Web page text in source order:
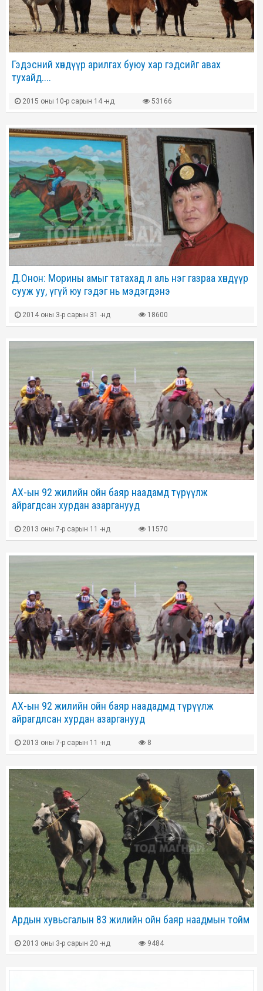
Гэдэсний хөндүүр арилгах буюу хар гэдсийг авах
тухайд....
2015 оны 10-р сарын 14 -нд 53166
Д.Онон: Морины амыг татахад л аль нэг газраа хөндүүр
сууж уу, үгүй юу гэдэг нь мэдэгдэнэ
2014 оны 3-р сарын 31 -нд 18600
АХ-ын 92 жилийн ойн баяр наадамд түрүүлж
айрагдсан хурдан азарганууд
2013 оны 7-р сарын 11 -нд 11570
АХ-ын 92 жилийн ойн баяр наададмд түрүүлж
айрагдлсан хурдан азарганууд
2013 оны 7-р сарын 11 -нд 8
Ардын хувьсгалын 83 жилийн ойн баяр наадмын тойм
2013 оны 3-р сарын 20 -нд 9484